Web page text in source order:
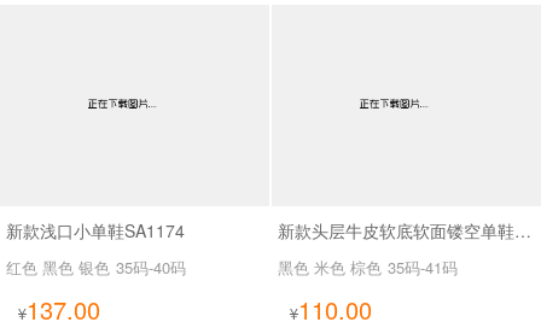
新款浅口小单鞋SA1174
红色 黑色 银色 35码-40码
¥137.00
新款头层牛皮软底软面镂空单鞋SA88659
黑色 米色 棕色 35码-41码
¥110.00